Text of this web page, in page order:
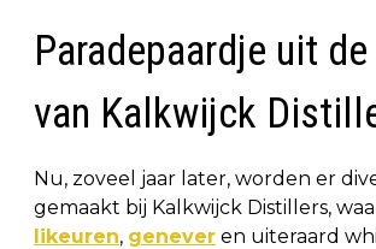
Paradepaardje uit
van Kalkwijck
Nu, zoveel jaar later, worden er
gemaakt bij Kalkwijck Distillers,
likeuren, genever en uiteraard